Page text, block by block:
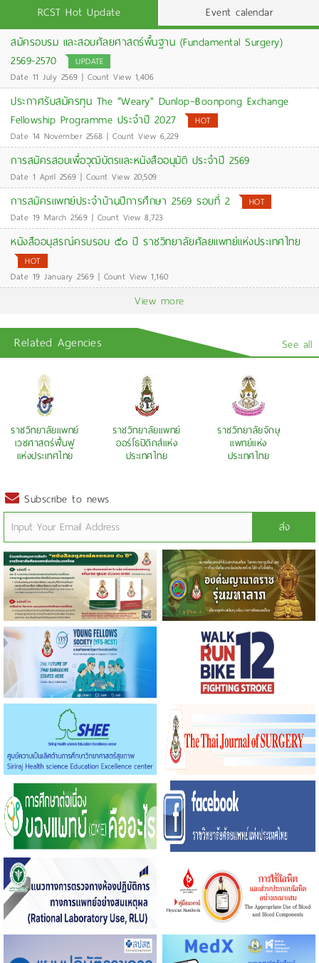
RCST Hot Update
Event calendar
สมัครอบรม และสอบศัลยศาสตร์พื้นฐาน (Fundamental Surgery)
2569-2570
UPDATE
Date 11 July 2569 | Count View 1,406
ประกาศรับสมัครทุน The “Weary" Dunlop–Boonpong Exchange
Fellowship Programme ประจำปี 2027
HOT
Date 14 November 2568 | Count View 6,229
การสมัครสอบเพื่อวุฒิบัตรและหนังสืออนุมัติ ประจำปี 2569
Date 1 April 2569 | Count View 20,509
การสมัครแพทย์ประจำบ้านปีการศึกษา 2569 รอบที่ 2
HOT
Date 19 March 2569 | Count View 8,723
หนังสืออนุสรณ์ครบรอบ ๕๐ ปี ราชวิทยาลัยศัลยแพทย์แห่งประเทศไทย
HOT
Date 19 January 2569 | Count View 1,160
View more
Related Agencies See all
ย์ ราชวิทยาลัยแพทย์
ออร์โธปิดิกส์แห่ง
ประเทศไทย
ราชวิทยาลัยจักษุ
แพทย์แห่ง
ประเทศไทย
ราชวิทยาลัย
รังสีแพทย์แห่ง
ประเทศไทย
Subscribe to news
ส่ง